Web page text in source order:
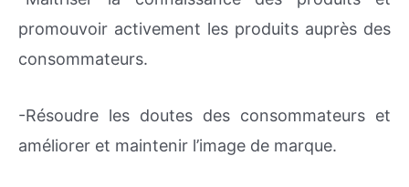
promouvoir activement les produits auprès des
consommateurs.
-Résoudre les doutes des consommateurs et
améliorer et maintenir l’image de marque.